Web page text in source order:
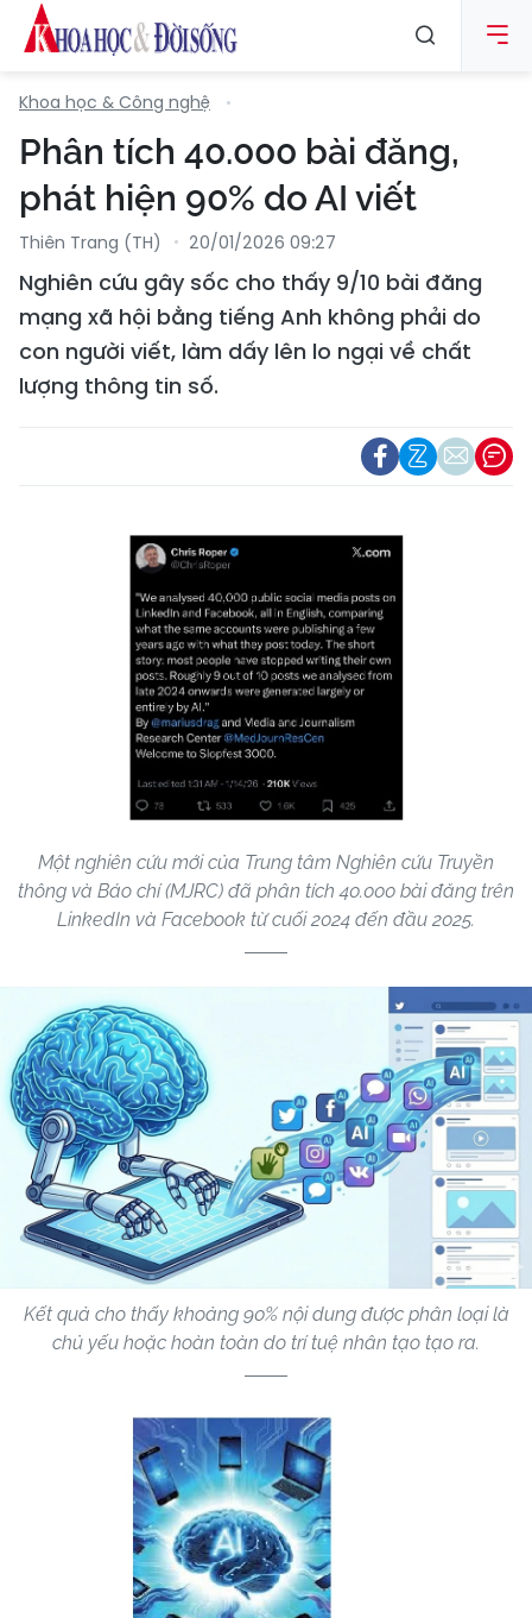
Khoa học & Công nghệ
Phân tích 40.000 bài đăng,
phát hiện 90% do AI viết
Thiên Trang (TH) 20/01/2026 09:27
Nghiên cứu gây sốc cho thấy 9/10 bài đăng
mạng xã hội bằng tiếng Anh không phải do
con người viết, làm dấy lên lo ngại về chất
lượng thông tin số.
Một nghiên cứu mới của Trung tâm Nghiên cứu Truyền
thông và Báo chí (MJRC) đã phân tích 40.000 bài đăng trên
LinkedIn và Facebook từ cuối 2024 đến đầu 2025.
Kết quả cho thấy khoảng 90% nội dung được phân loại là
chủ yếu hoặc hoàn toàn do trí tuệ nhân tạo tạo ra.